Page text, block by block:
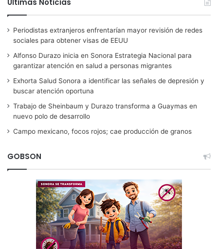
Ultimas Noticias
Periodistas extranjeros enfrentarían mayor revisión de redes
sociales para obtener visas de EEUU
Alfonso Durazo inicia en Sonora Estrategia Nacional para
garantizar atención en salud a personas migrantes
Exhorta Salud Sonora a identificar las señales de depresión y
buscar atención oportuna
Trabajo de Sheinbaum y Durazo transforma a Guaymas en
nuevo polo de desarrollo
Campo mexicano, focos rojos; cae producción de granos
GOBSON